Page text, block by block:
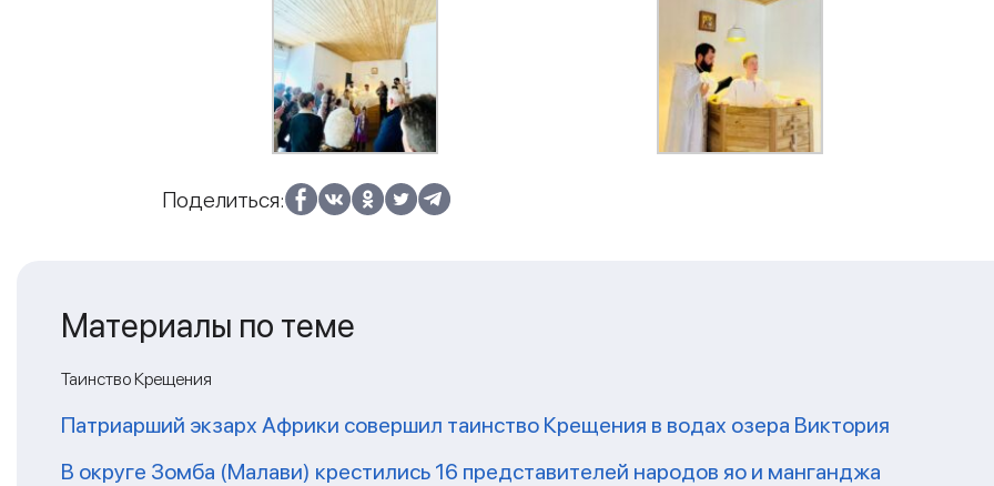
Поделиться:
Материалы по теме
Таинство Крещения
Патриарший экзарх Африки совершил таинство Крещения в водах озера Виктория
В округе Зомба (Малави) крестились 16 представителей народов яо и манганджа